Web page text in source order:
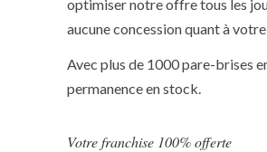
optimiser notre offre tous les
aucune concession quant à
Avec plus de 1000 pare-brises
permanence en stock.
Votre franchise 100% offerte